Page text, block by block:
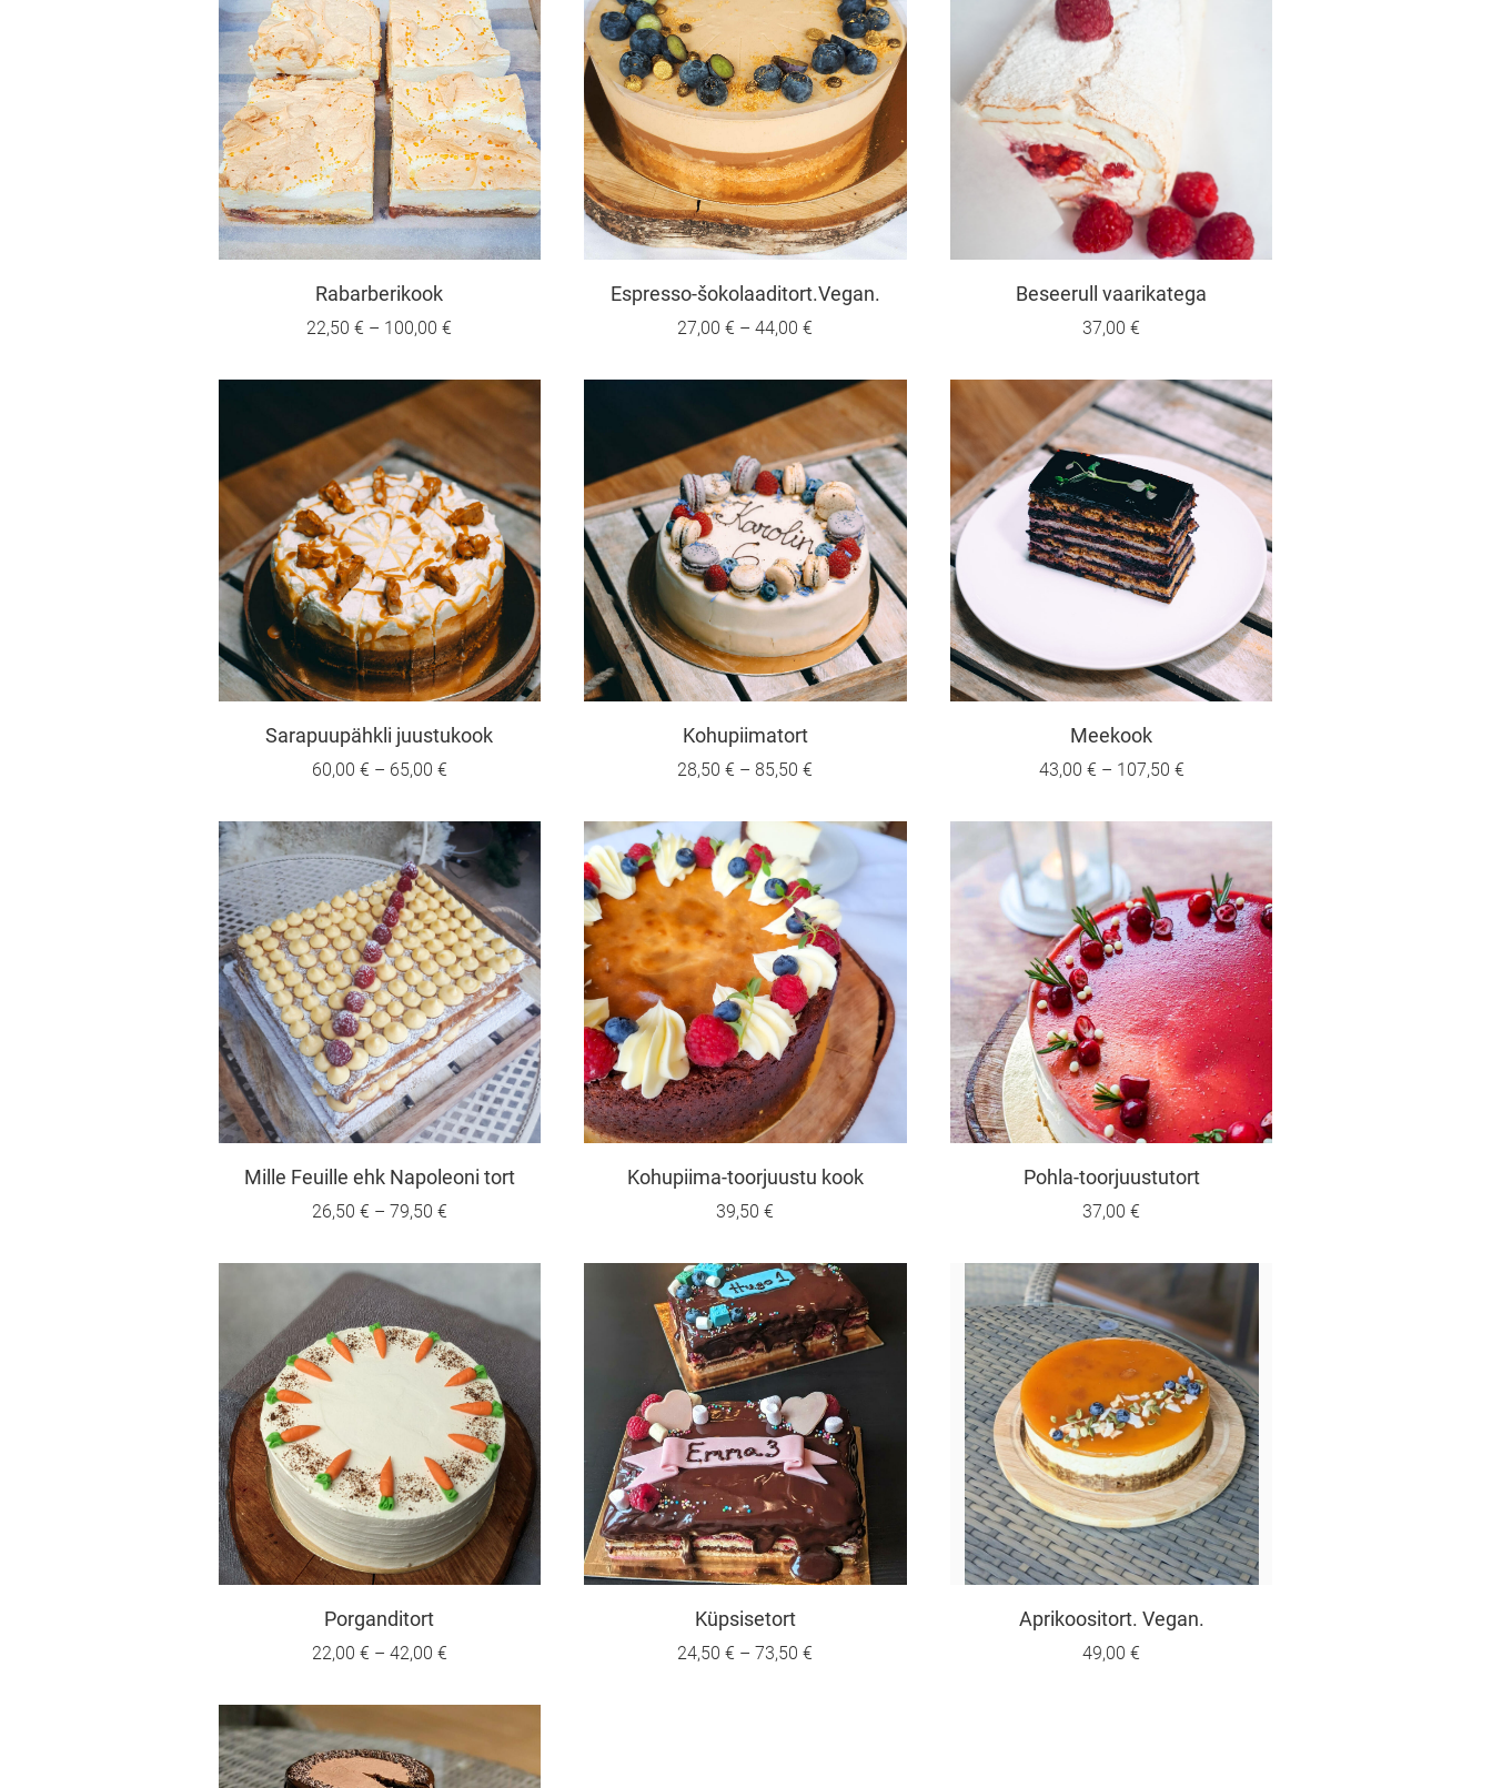
Rabarberikook
22,50 € – 100,00 €
Espresso-šokolaaditort.Vegan.
27,00 € –44,00 €
Beseerull vaarikatega
37,00 €
Sarapuupähkli juustukook
60,00 € – 65,00 €
Kohupiimatort
28,50 € –85,50 €
Meekook
43,00 € – 107,50 €
Mille Feuille ehk Napoleoni tort
26,50 € – 79,50 €
Kohupiima-toorjuustu kook
39,50 €
Pohla-toorjuustutort
37,00 €
Porganditort
22,00 € – 42,00 €
Küpsisetort
24,50 € –73,50 €
Aprikoositort. Vegan.
49,00 €